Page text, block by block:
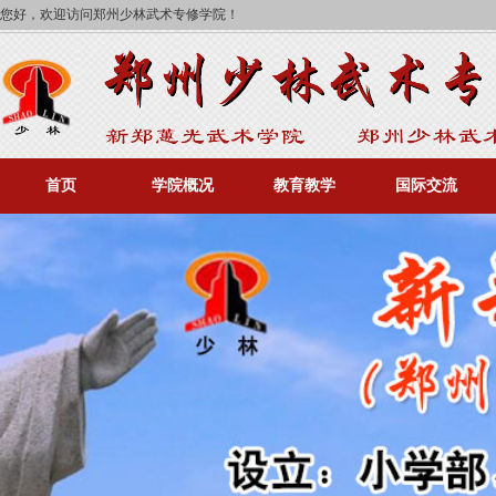
您好，欢迎访问郑州少林武术专修学院！
首页 学院概况 教育教学 国际交流